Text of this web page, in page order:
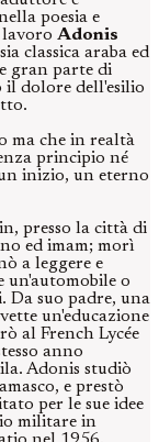
poesia e
lavoro Adonis
classica araba ed
gran parte di
dolore dell'esilio
ma che in realtà
principio né
inizio, un eterno
presso la città di
ed imam; morì
a leggere e
un'automobile o
Da suo padre, una
un'educazione
al French Lycée
anno
Adonis studiò
e prestò
per le sue idee
militare in